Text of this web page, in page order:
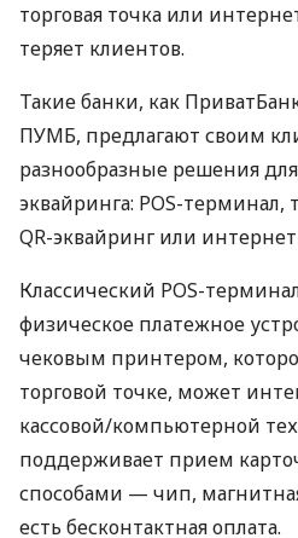
торговая точка или
теряет клиентов.
Такие банки, как
ПУМБ, предлагают своим
разнообразные решения
эквайринга: POS-
QR-эквайринг или
Классический POS-
физическое платежное
чековым принтером,
торговой точке, может
кассовой/компьютерной
поддерживает прием
способами — чип,
есть бесконтактная оплата.